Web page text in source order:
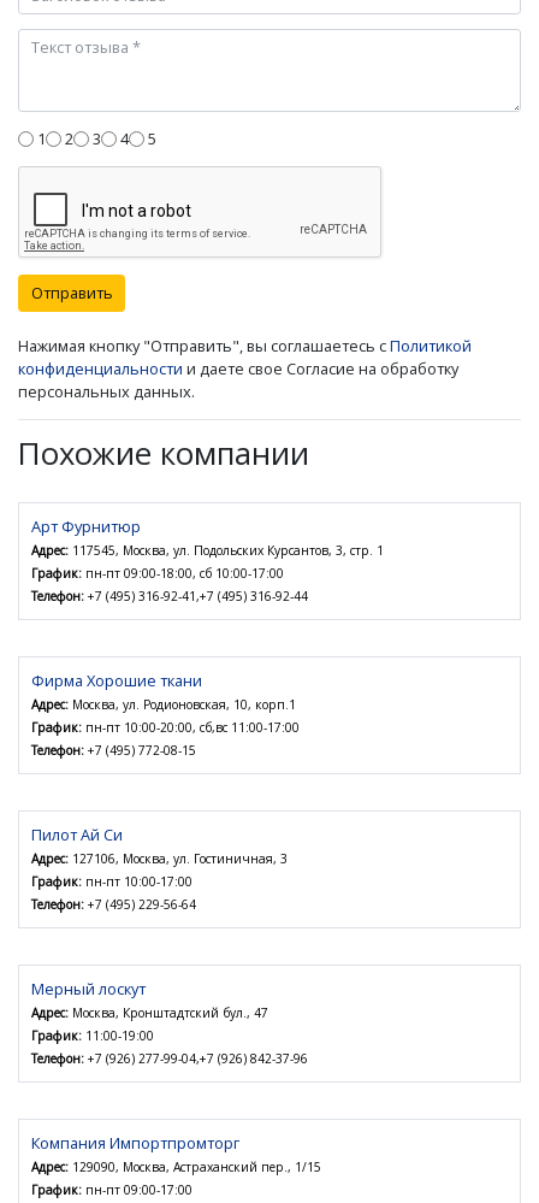
1 2 3 4 5
Отправить
Нажимая кнопку "Отправить", вы соглашаетесь сПолитикой
конфиденциальности и даете свое Согласие на обработку
персональных данных.
Похожие компании
Арт Фурнитюр
Адрес: 117545, Москва, ул. Подольских Курсантов, 3, стр. 1
График: пн-пт 09:00-18:00, сб 10:00-17:00
Телефон: +7 (495) 316-92-41,+7 (495) 316-92-44
Фирма Хорошие ткани
Адрес: Москва, ул. Родионовская, 10, корп.1
График: пн-пт 10:00-20:00, сб,вс 11:00-17:00
Телефон: +7 (495) 772-08-15
Пилот Ай Си
Адрес: 127106, Москва, ул. Гостиничная, 3
График: пн-пт 10:00-17:00
Телефон: +7 (495) 229-56-64
Мерный лоскут
Адрес: Москва, Кронштадтский бул., 47
График: 11:00-19:00
Телефон: +7 (926) 277-99-04,+7 (926) 842-37-96
Компания Импортпромторг
Адрес: 129090, Москва, Астраханский пер., 1/15
График: пн-пт 09:00-17:00